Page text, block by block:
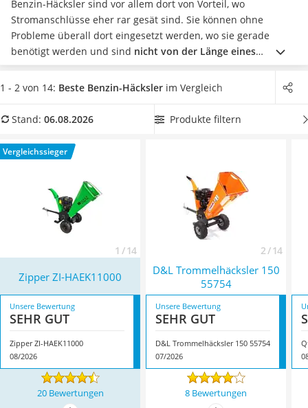
Fliesenschneider
Hochdruckreiniger
Doppelschleifer
Überwachungskamera
Benzinrasenmäher mit Elektrostart
Löschdecke
Winterharte Palmen
Gasdurchlauferhitzer
Benzin-Häcksler sind vor allem dort von Vorteil, wo
Stromanschlüsse eher rar gesät sind. Sie können ohne
Probleme überall dort eingesetzt werden, wo sie gerade
benötigt werden und sind nicht von der Länge eines
Verlängerungskabels abhängig.Zudem zeichnen sie sich
durch ihre hohe Leistung aus, mit der die meisten
Überzeugen Sie sich jetzt in Ihrem eigenen Praxis-Test von
die Mobilität,um uneingeschränkt arbeiten zu können.
Überzeugt hat uns hier im August 2026 besonders das
Zipper ZI-HAEK11000 mit seinen Eigenschaften.
1 - 2 von 14: Beste Benzin-Häcksler im Vergleich
Stand: 06.08.2026 Produkte filtern
Vergleichssieger
1 / 14 2 / 14
Zipper ZI-HAEK11000
D&L Trommelhäcksler 150
55754
Unsere Bewertung
SEHR GUT
Zipper ZI-HAEK11000
08/2026
Unsere Bewertung
SEHR GUT
D&L Trommelhäcksler 150 55754
07/2026
20 Bewertungen 8 Bewertungen